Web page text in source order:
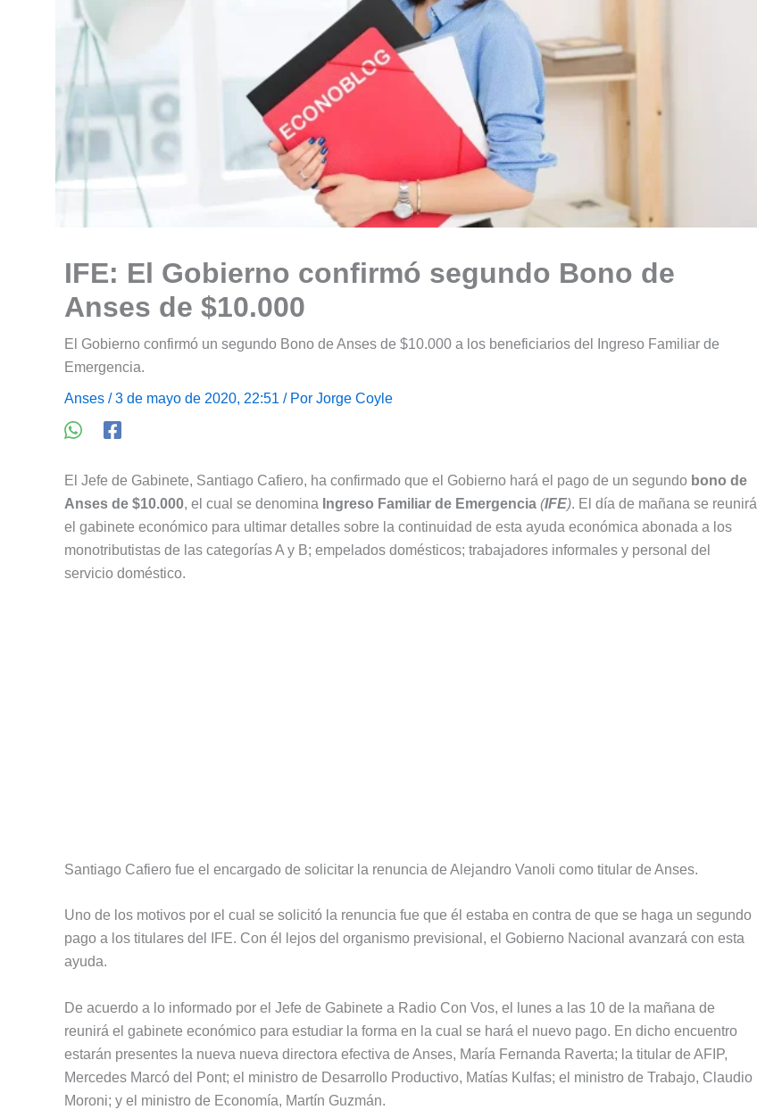
IFE: El Gobierno confirmó segundo Bono de
Anses de $10.000
El Gobierno confirmó un segundo Bono de Anses de $10.000 a los beneficiarios del Ingreso Familiar de
Emergencia.
Anses / 3 de mayo de 2020, 22:51 / Por Jorge Coyle
El Jefe de Gabinete, Santiago Cafiero, ha confirmado que el Gobierno hará el pago de un segundo bono de
Anses de $10.000, el cual se denomina Ingreso Familiar de Emergencia (IFE). El día de mañana se reunirá
el gabinete económico para ultimar detalles sobre la continuidad de esta ayuda económica abonada a los
monotributistas de las categorías A y B; empelados domésticos; trabajadores informales y personal del
servicio doméstico.
Santiago Cafiero fue el encargado de solicitar la renuncia de Alejandro Vanoli como titular de Anses.
Uno de los motivos por el cual se solicitó la renuncia fue que él estaba en contra de que se haga un segundo
pago a los titulares del IFE. Con él lejos del organismo previsional, el Gobierno Nacional avanzará con esta
ayuda.
De acuerdo a lo informado por el Jefe de Gabinete a Radio Con Vos, el lunes a las 10 de la mañana de
reunirá el gabinete económico para estudiar la forma en la cual se hará el nuevo pago. En dicho encuentro
estarán presentes la nueva nueva directora efectiva de Anses, María Fernanda Raverta; la titular de AFIP,
Mercedes Marcó del Pont; el ministro de Desarrollo Productivo, Matías Kulfas; el ministro de Trabajo, Claudio
Moroni; y el ministro de Economía, Martín Guzmán.